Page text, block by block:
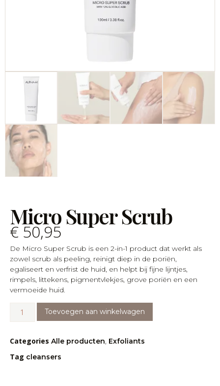
Micro Super Scrub
€50,95
De Micro Super Scrub is een 2-in-1 product dat werkt als
zowel scrub als peeling, reinigt diep in de poriën,
egaliseert en verfrist de huid, en helpt bij fijne lijntjes,
rimpels, littekens, pigmentvlekjes, grove poriën en een
vermoeide huid.
Toevoegen aan winkelwagen
Categories Alle producten, Exfoliants
Tag cleansers